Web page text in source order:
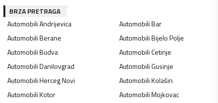
BRZA PRETRAGA
AutomobiliAndrijevica AutomobiliBar
AutomobiliBerane AutomobiliBijelo Polje
AutomobiliBudva AutomobiliCetinje
AutomobiliDanilovgrad AutomobiliGusinje
AutomobiliHerceg Novi AutomobiliKolašin
AutomobiliKotor AutomobiliMojkovac